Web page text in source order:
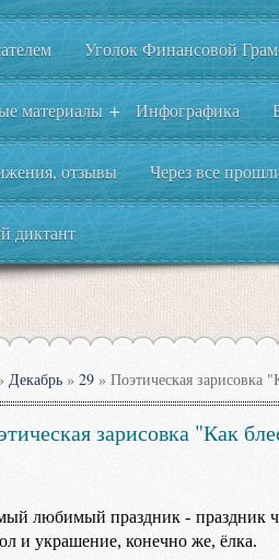
Уголок Финансовой
материалы + Инфографика
отзывы Через все
диктант
Декабрь » 29 » Поэтическая зарисовка
зарисовка "Как
любимый праздник - праздник
и украшение, конечно же, ёлка.